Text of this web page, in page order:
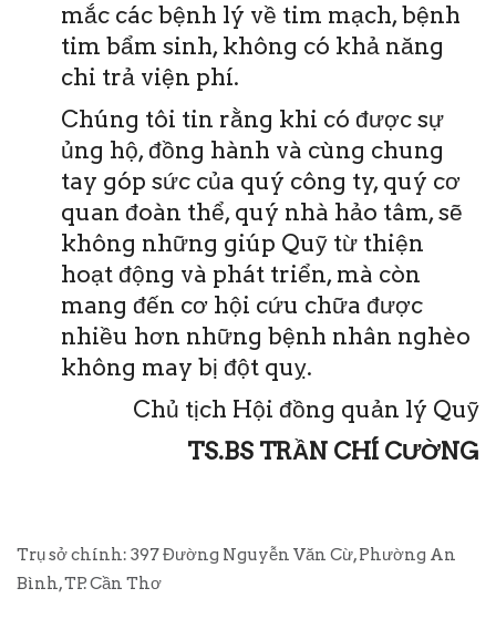
mắc các bệnh lý về tim mạch, bệnh
tim bẩm sinh, không có khả năng
chi trả viện phí.
Chúng tôi tin rằng khi có được sự
ủng hộ, đồng hành và cùng chung
tay góp sức của quý công ty, quý cơ
quan đoàn thể, quý nhà hảo tâm, sẽ
không những giúp Quỹ từ thiện
hoạt động và phát triển, mà còn
mang đến cơ hội cứu chữa được
nhiều hơn những bệnh nhân nghèo
không may bị đột quỵ.
Chủ tịch Hội đồng quản lý Quỹ
TS.BS TRẦN CHÍ CƯỜNG
Trụ sở chính: 397 Đường Nguyễn Văn Cừ, Phường An
Bình, TP. Cần Thơ